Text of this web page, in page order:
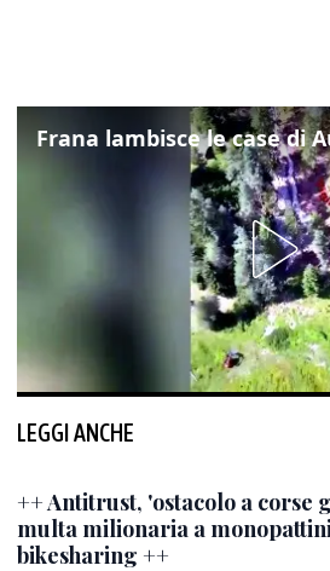
LEGGI ANCHE
++ Antitrust, 'ostacolo a corse
multa milionaria a
bikesharing ++